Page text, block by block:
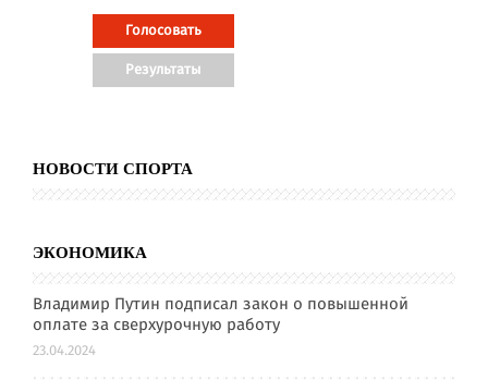
НОВОСТИ СПОРТА
ЭКОНОМИКА
Владимир Путин подписал закон о повышенной
оплате за сверхурочную работу
23.04.2024